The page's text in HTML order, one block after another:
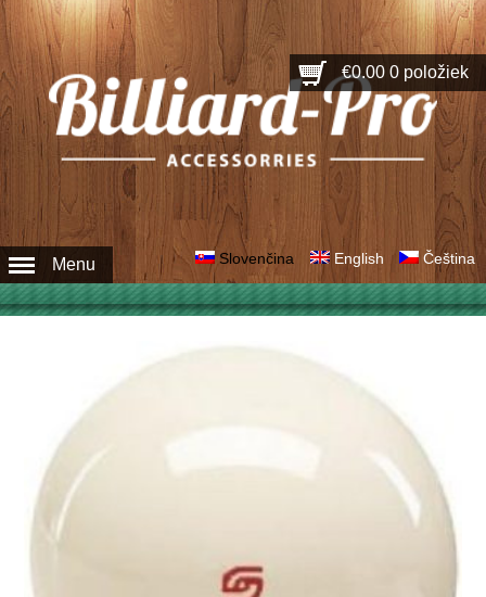
€0.00 0 položiek
Slovenčina English Čeština
Menu